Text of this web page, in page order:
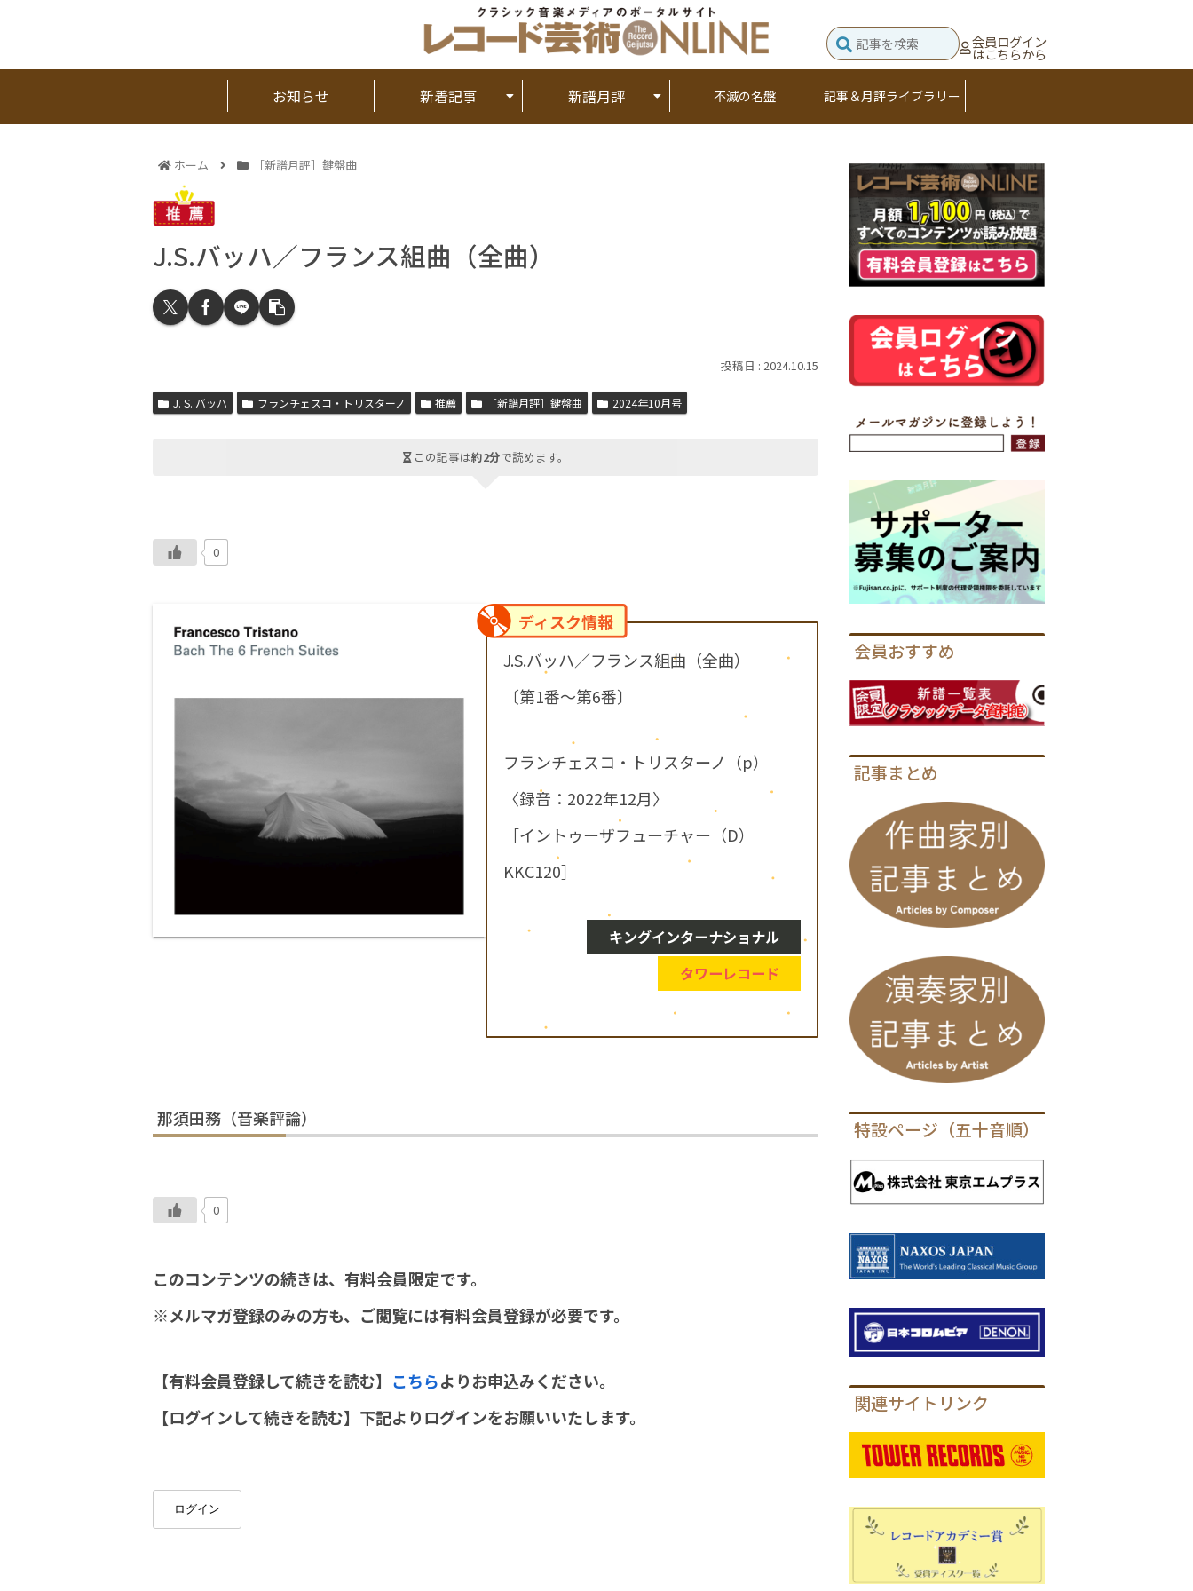
会員ログイン
はこちらから
お知らせ 新着記事 新譜月評 不滅の名盤 記事＆月評ライブラリー
ホーム ［新譜月評］鍵盤曲
J.S.バッハ／フランス組曲（全曲）
2024.10.15
J. S. バッハ フランチェスコ・トリスターノ 推薦 ［新譜月評］鍵盤曲 2024年10月号
この記事は約2分で読めます。
0
ディスク情報
J.S.バッハ／フランス組曲（全曲）
〔第1番～第6番〕
フランチェスコ・トリスターノ（p）
〈録音：2022年12月〉
［イントゥーザフューチャー（D）
KKC120］
キングインターナショナル
タワーレコード
那須田務（音楽評論）
0
このコンテンツの続きは、有料会員限定です。
※メルマガ登録のみの方も、ご閲覧には有料会員登録が必要です。
【有料会員登録して続きを読む】 こちらよりお申込みください。
【ログインして続きを読む】下記よりログインをお願いいたします。
ログイン
会員おすすめ
記事まとめ
特設ページ（五十音順）
関連サイトリンク